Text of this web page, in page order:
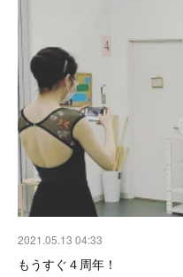
2021.05.13 04:33
もうすぐ４周年！